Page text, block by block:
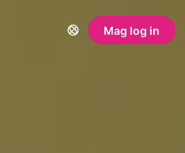
Mag log in